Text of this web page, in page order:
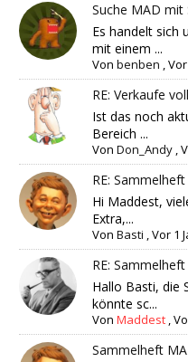
Suche MAD mit
Es handelt sich
mit einem ...
Vonbenben ,
RE: Verkaufe
Ist das noch
Bereich ...
VonDon_Andy ,
RE:
Hi Maddest,
Extra,...
VonBasti ,Vor 1
RE:
Hallo Basti, die
könnte sc...
VonMaddest ,
Sammelheft